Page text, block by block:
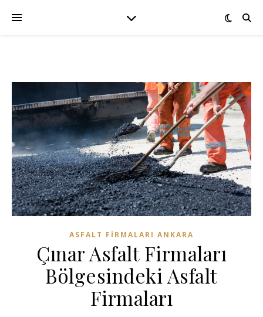
ASFALT FIRMALARI ANKARA
Çınar Asfalt Firmaları
Bölgesindeki Asfalt
Firmaları